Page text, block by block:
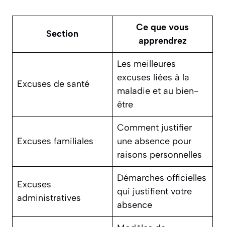
Section
Ce que vous
apprendrez
Excuses de santé
Les meilleures
excuses liées à la
maladie et au bien-
être
Excuses familiales
Comment justifier
une absence pour
raisons personnelles
Excuses
administratives
Démarches officielles
qui justifient votre
absence